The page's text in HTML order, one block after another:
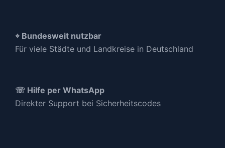
⌖ Bundesweit nutzbar
Für viele Städte und Landkreise in Deutschland
☏ Hilfe per WhatsApp
Direkter Support bei Sicherheitscodes